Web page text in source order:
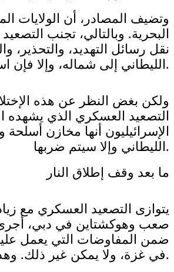
وتضيف المصادر، أن الولايات
البحرية. وبالتالي، تجنب
نقل رسائل التهديد،
الليطاني إلى شماله، وإلا فإن اسرائيل ستعمل على شن حرب ضد الحزب.
ولكن بغض النظر عن هذه
التصعيد العسكري الذي يشهده
الإسرائيليون أنها مخازن
الليطاني وإلا سيتم ضربها.
ما بعد وقف إطلاق النار
يتوازى التصعيد العسكري مع
صعب وهوكشتاين في دبي، أجرى
ضمن المفاوضات التي يعمل
في غزة، ولا يمكن غير ذلك. وهذا أمر أصبح الأميركيون يعرفونه تماماً، ما يعني أن أي نقاش سيطرح سيكون مرتبطاً بمرحلة ما بعد وقف إطلاق النار.